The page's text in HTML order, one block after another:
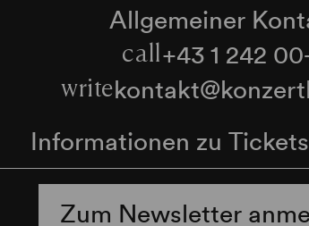
Allgemeiner
call+43 1 242
write
Informationen zu
Zum Newsletter